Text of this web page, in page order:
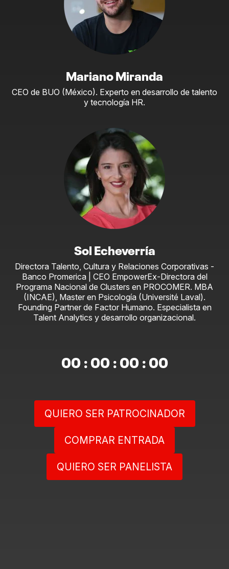
Mariano Miranda
CEO de BUO (México). Experto en desarrollo de talento
y tecnología HR.
Sol Echeverría
Directora Talento, Cultura y Relaciones Corporativas -
Banco Promerica | CEO EmpowerEx-Directora del
Programa Nacional de Clusters en PROCOMER. MBA
(INCAE), Master en Psicología (Université Laval).
Founding Partner de Factor Humano. Especialista en
Talent Analytics y desarrollo organizacional.
00 : 00 : 00 : 00
QUIERO SER PATROCINADOR
COMPRAR ENTRADA
QUIERO SER PANELISTA